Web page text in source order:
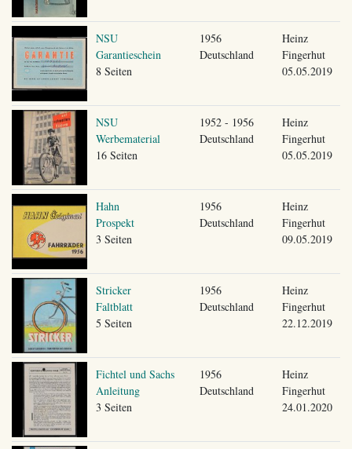
NSU
Garantieschein
8 Seiten
1956
Deutschland
Heinz
Fingerhut
05.05.2019
NSU
Werbematerial
16 Seiten
1952 - 1956
Deutschland
Heinz
Fingerhut
05.05.2019
Hahn
Prospekt
3 Seiten
1956
Deutschland
Heinz
Fingerhut
09.05.2019
Stricker
Faltblatt
5 Seiten
1956
Deutschland
Heinz
Fingerhut
22.12.2019
Fichtel und Sachs
Anleitung
3 Seiten
1956
Deutschland
Heinz
Fingerhut
24.01.2020